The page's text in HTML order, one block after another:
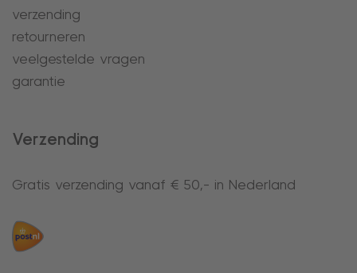
verzending
retourneren
veelgestelde vragen
garantie
Verzending
Gratis verzending vanaf € 50,- in Nederland